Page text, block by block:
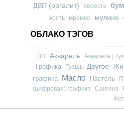
ДВП (оргалит) береста
кость мрамор мулине
ОБЛАКО ТЭГОВ
3D Акварель Акварель |
Графика Гуашь Другое
графика
Масло Пастель
(цифровая) графика
Сангина